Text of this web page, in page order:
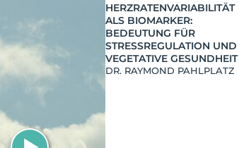
HERZRATENVARIABILITÄT
ALS BIOMARKER:
BEDEUTUNG FÜR
STRESSREGULATION UND
VEGETATIVE GESUNDHEIT
DR. RAYMOND PAHLPLATZ